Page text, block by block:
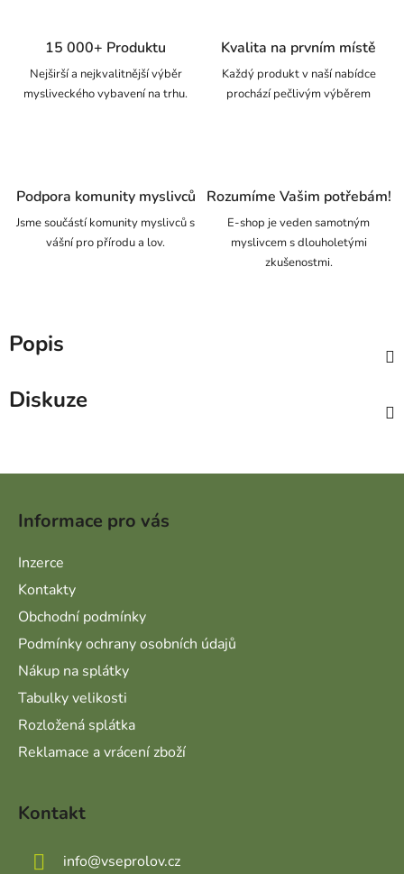
15 000+ Produktu
Nejširší a nejkvalitnější výběr
mysliveckého vybavení na trhu.
Kvalita na prvním místě
Každý produkt v naší nabídce
prochází pečlivým výběrem
Podpora komunity myslivců
Jsme součástí komunity myslivců s
vášní pro přírodu a lov.
Rozumíme Vašim potřebám!
E-shop je veden samotným
myslivcem s dlouholetými
zkušenostmi.
Popis
Diskuze
Informace pro vás
Inzerce
Kontakty
Obchodní podmínky
Podmínky ochrany osobních údajů
Nákup na splátky
Tabulky velikosti
Rozložená splátka
Reklamace a vrácení zboží
Kontakt
info@vseprolov.cz